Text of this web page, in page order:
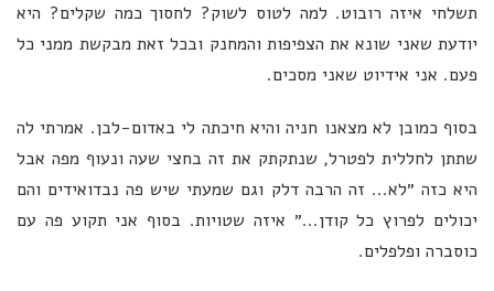
תשלחי איזה רובוט. למה לטוס לשוק? לחסוך כמה שקלים? היא
יודעת שאני שונא את הצפיפות והמחנק ובכל זאת מבקשת ממני כל
פעם. אני אידיוט שאני מסכים.
בסוף כמובן לא מצאנו חניה והיא חיכתה לי באדום-לבן. אמרתי לה
שתתן לחללית לפטרל, שנתקתק את זה בחצי שעה ונעוף מפה אבל
היא כזה ״לא... זה הרבה דלק וגם שמעתי שיש פה נבדואידים והם
יכולים לפרוץ כל קודן...״ איזה שטויות. בסוף אני תקוע פה עם
כוסברה ופלפלים.